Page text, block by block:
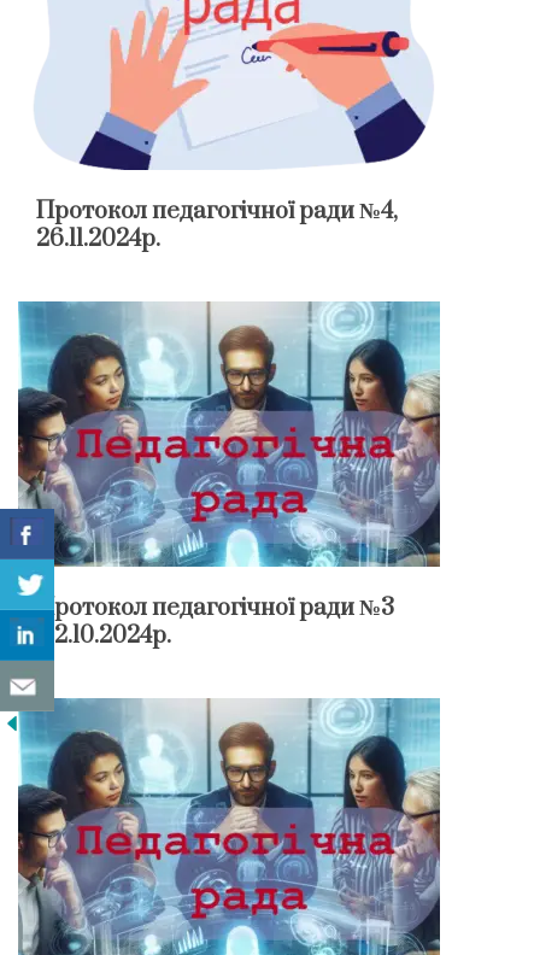
Протокол педагогічної ради №4,
26.11.2024р.
Протокол педагогічної ради №3
,22.10.2024р.